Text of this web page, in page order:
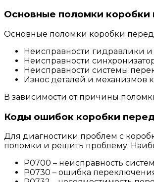
Основные поломки коробки
Основные поломки коробки
Неисправности гидравлики
Неисправности
Неисправности системы
Износ деталей и механизмов
В зависимости от причины
Коды ошибок коробки
Для диагностики проблем с
поломки и решить проблему.
P0700 – неисправность
P0730 – ошибка